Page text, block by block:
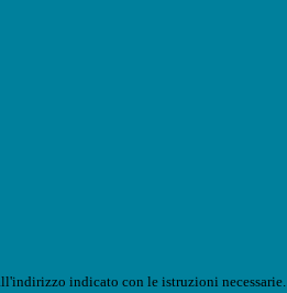
indicato con le istruzioni necessarie.